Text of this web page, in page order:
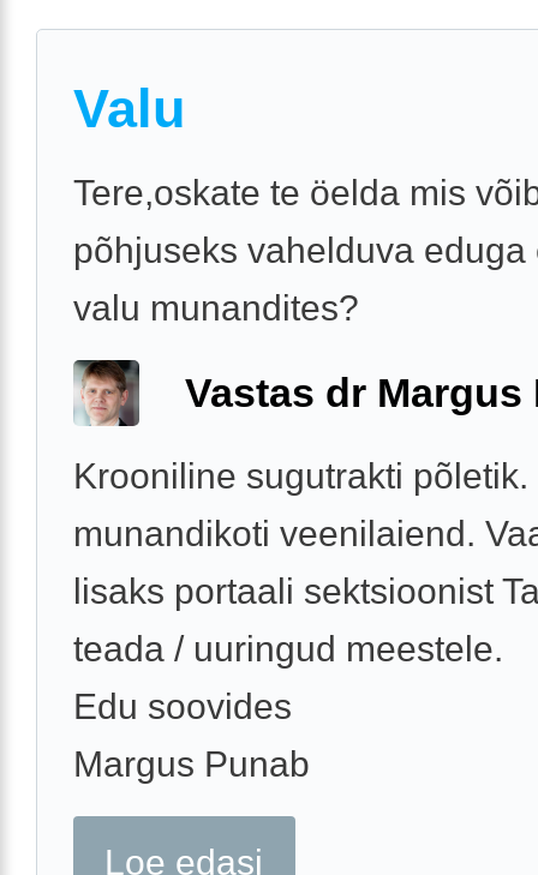
Valu
Tere,oskate te öelda mis
põhjuseks vahelduva eduga
valu munandites?
Vastas dr Margus
Krooniline sugutrakti põletik.
munandikoti veenilaiend.
lisaks portaali sektsioonist
teada / uuringud meestele.
Edu soovides
Margus Punab
Loe edasi